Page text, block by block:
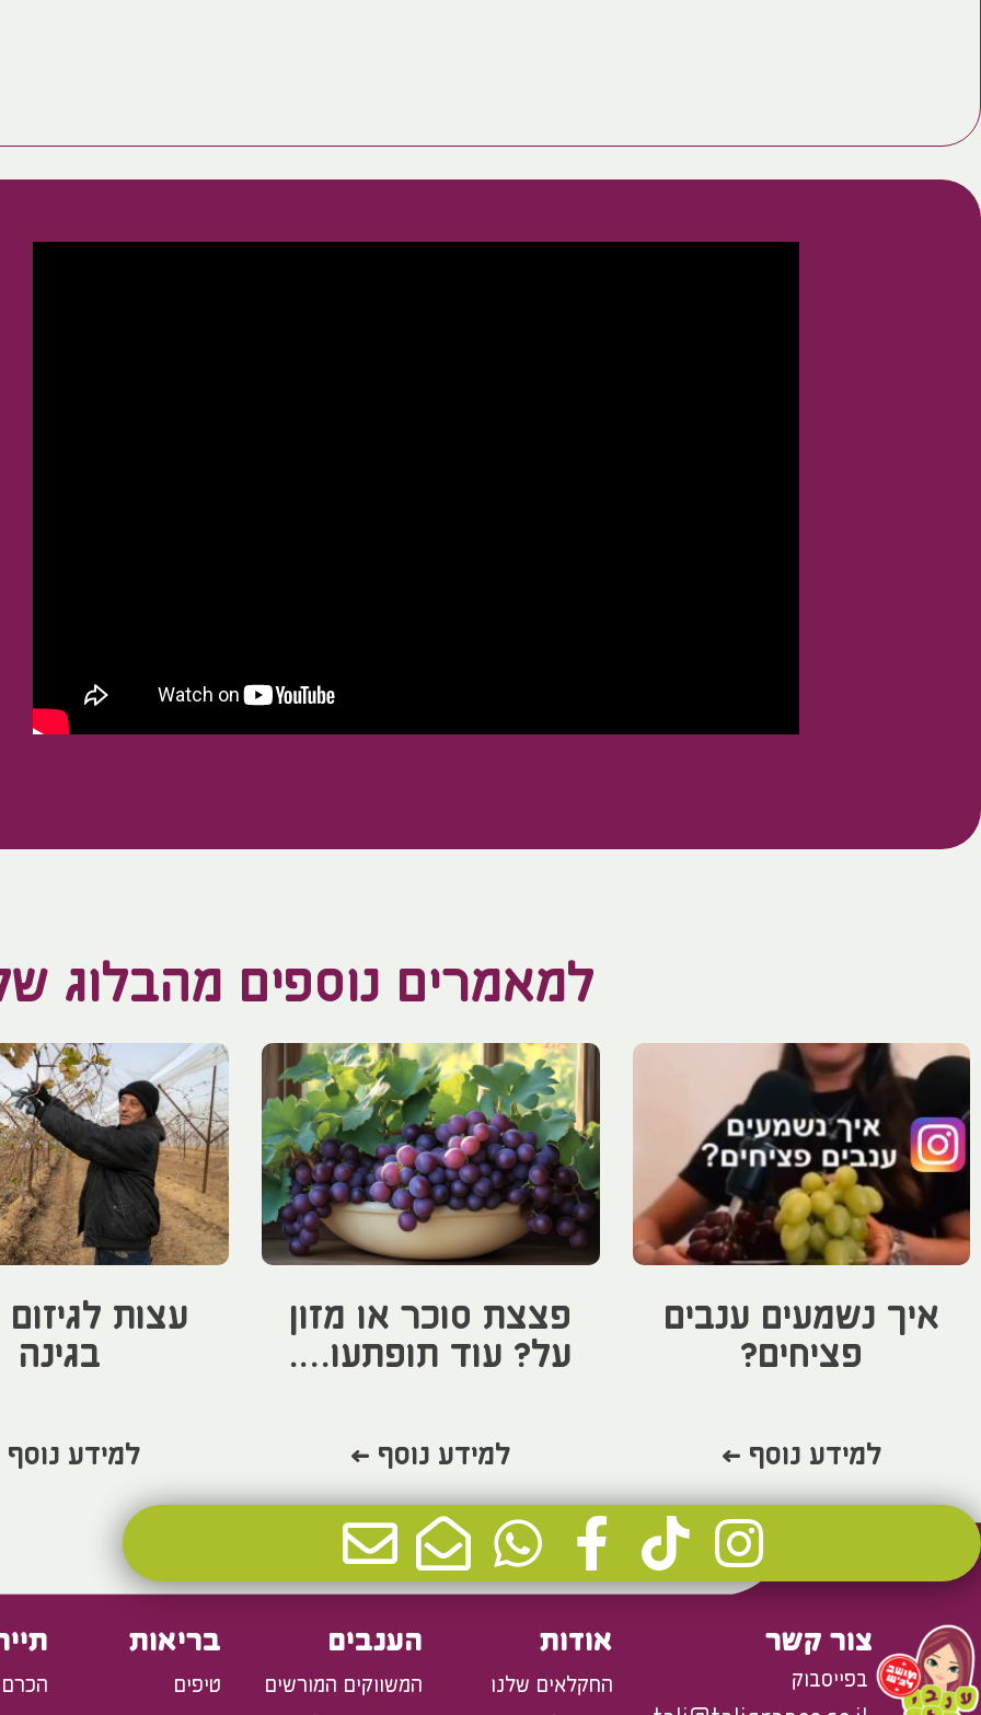
למאמרים נוספים מהבלוג
איך נשמעים ענבים
פציחים?
למידע נוסף >
פצצת סוכר או מזון
על? עוד תופתעו….
למידע נוסף >
עצות
בגינה
למידע
צור קשר
בפייסבוק
אודות
החקלאים שלנו
הענבים
המשווקים המורשים
בריאות
טיפים